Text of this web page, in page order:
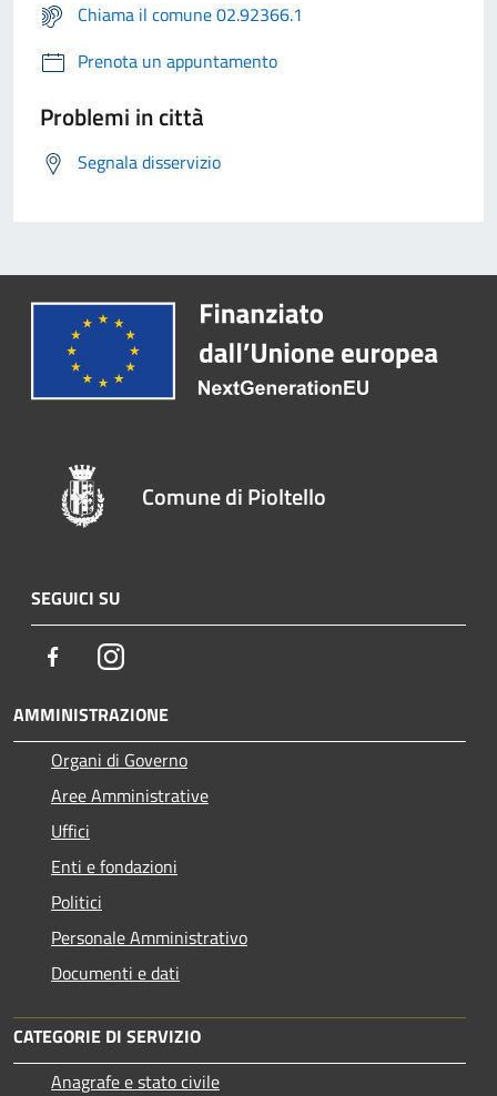
Chiama il comune 02.92366.1
Prenota un appuntamento
Problemi in città
Segnala disservizio
Comune di Pioltello
SEGUICI SU
FacebookInstagram
AMMINISTRAZIONE
Organi di Governo
Aree Amministrative
Uffici
Enti e fondazioni
Politici
Personale Amministrativo
Documenti e dati
CATEGORIE DI SERVIZIO
Anagrafe e stato civile